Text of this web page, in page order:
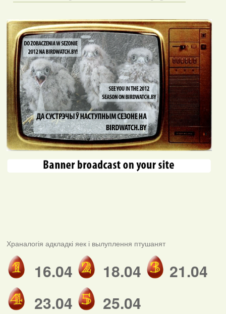
Храналогія адкладкі яек і вылуплення птушанят
16.04 18.04
21.04
23.04
25.04